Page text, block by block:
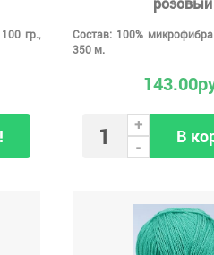
гр.,
Состав: 100%
350 м.
+
-
В